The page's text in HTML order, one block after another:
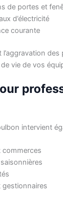
de portes et
d’électricité
courante
des
vie de vos
intervient
commerces
gestionnaires